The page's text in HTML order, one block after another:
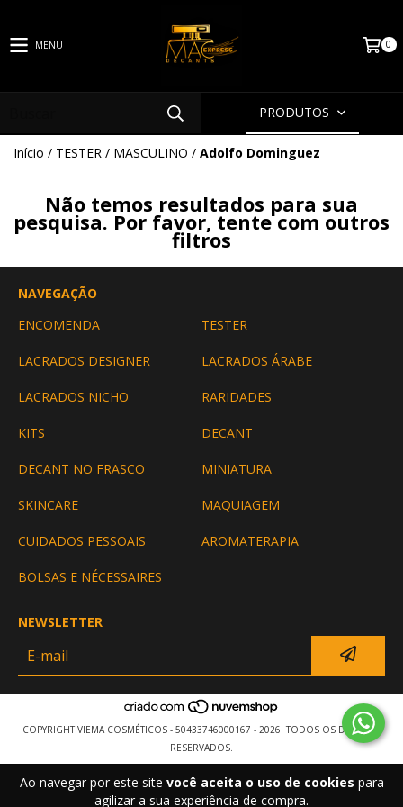
Ao navegar por este site você aceita o uso de cookies para
agilizar a sua experiência de compra.
MENU 0
PRODUTOS
Início / TESTER / MASCULINO / Adolfo Dominguez
Não temos resultados para sua
pesquisa. Por favor, tente com outros
filtros
NAVEGAÇÃO
ENCOMENDA
TESTER
LACRADOS DESIGNER LACRADOS ÁRABE
LACRADOS NICHO RARIDADES
KITS DECANT
DECANT NO FRASCO MINIATURA
SKINCARE MAQUIAGEM
CUIDADOS PESSOAIS AROMATERAPIA
BOLSAS E NÉCESSAIRES
NEWSLETTER
COPYRIGHT VIEMA COSMÉTICOS - 50433746000167 - 2026. TODOS OS DIREITOS
RESERVADOS.